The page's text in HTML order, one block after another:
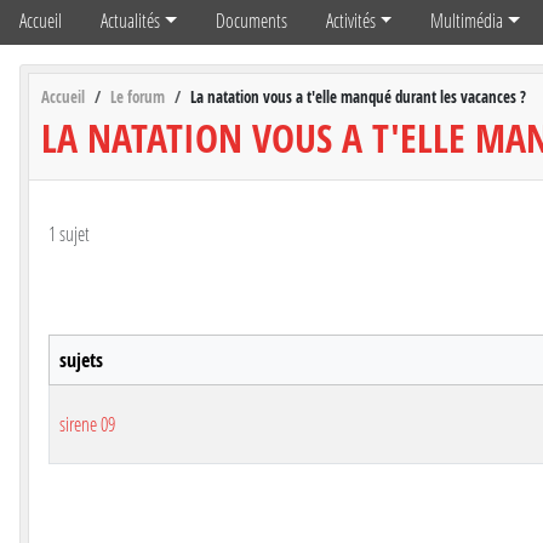
Accueil Actualités Documents Activités Multimédia
Accueil Le forum La natation vous a t'elle manqué durant les vacances ?
LA NATATION VOUS A T'ELLE
1 sujet
sujets
sirene 09